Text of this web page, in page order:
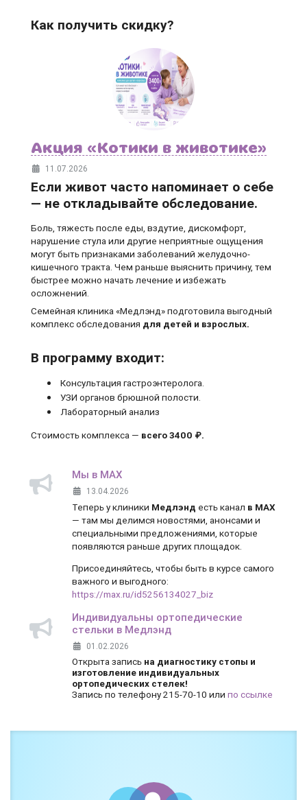
Как получить скидку?
Акция «Котики в животике»
11.07.2026
Если живот часто напоминает о себе
— не откладывайте обследование.
Боль, тяжесть после еды, вздутие, дискомфорт,
нарушение стула или другие неприятные ощущения
могут быть признаками заболеваний желудочно-
кишечного тракта. Чем раньше выяснить причину, тем
быстрее можно начать лечение и избежать
осложнений.
Семейная клиника «Медлэнд» подготовила выгодный
комплекс обследования для детей и взрослых.
В программу входит:
Консультация гастроэнтеролога.
УЗИ органов брюшной полости.
Лабораторный анализ
Стоимость комплекса — всего 3400 ₽.
Мы в MAX
13.04.2026
Теперь у клиники Медлэнд есть канал в MAX
— там мы делимся новостями, анонсами и
специальными предложениями, которые
появляются раньше других площадок.
Присоединяйтесь, чтобы быть в курсе самого
важного и выгодного:
https://max.ru/id5256134027_biz
Индивидуальны ортопедические
стельки в Медлэнд
01.02.2026
Открыта запись на диагностику стопы и
изготовление индивидуальных
ортопедических стелек!
Запись по телефону 215-70-10 или по ссылке